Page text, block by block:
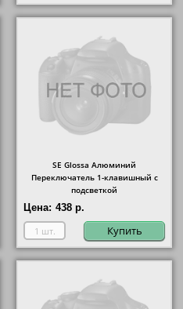
SE Glossa Алюминий
Переключатель 1-клавишный с
подсветкой
Цена: 438 р.
Купить